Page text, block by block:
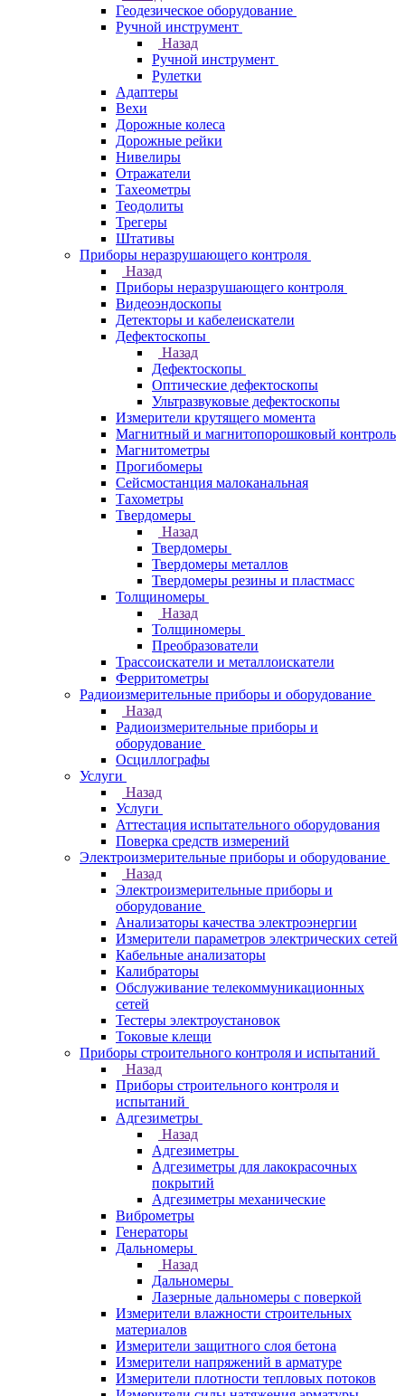
Геодезическое оборудование
Ручной инструмент
Назад
Ручной инструмент
Рулетки
Адаптеры
Вехи
Дорожные колеса
Дорожные рейки
Нивелиры
Отражатели
Тахеометры
Теодолиты
Трегеры
Штативы
Приборы неразрушающего контроля
Назад
Приборы неразрушающего контроля
Видеоэндоскопы
Детекторы и кабелеискатели
Дефектоскопы
Назад
Дефектоскопы
Оптические дефектоскопы
Ультразвуковые дефектоскопы
Измерители крутящего момента
Магнитный и магнитопорошковый контроль
Магнитометры
Прогибомеры
Сейсмостанция малоканальная
Тахометры
Твердомеры
Назад
Твердомеры
Твердомеры металлов
Твердомеры резины и пластмасс
Толщиномеры
Назад
Толщиномеры
Преобразователи
Трассоискатели и металлоискатели
Ферритометры
Радиоизмерительные приборы и оборудование
Назад
Радиоизмерительные приборы и
оборудование
Осциллографы
Услуги
Назад
Услуги
Аттестация испытательного оборудования
Поверка средств измерений
Электроизмерительные приборы и оборудование
Назад
Электроизмерительные приборы и
оборудование
Анализаторы качества электроэнергии
Измерители параметров электрических сетей
Кабельные анализаторы
Калибраторы
Обслуживание телекоммуникационных
сетей
Тестеры электроустановок
Токовые клещи
Приборы строительного контроля и испытаний
Назад
Приборы строительного контроля и
испытаний
Адгезиметры
Назад
Адгезиметры
Адгезиметры для лакокрасочных
покрытий
Адгезиметры механические
Виброметры
Генераторы
Дальномеры
Назад
Дальномеры
Лазерные дальномеры с поверкой
Измерители влажности строительных
материалов
Измерители защитного слоя бетона
Измерители напряжений в арматуре
Измерители плотности тепловых потоков